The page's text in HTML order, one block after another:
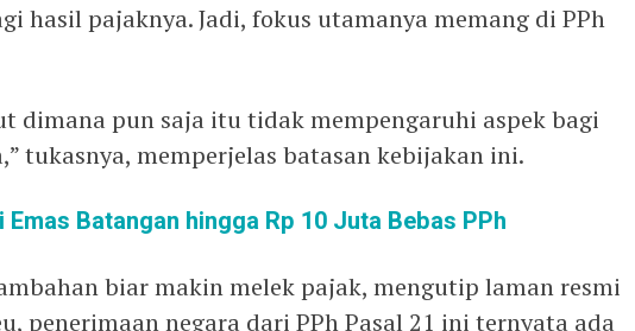
hasil pajaknya. Jadi, fokus utamanya memang di PPh
dimana pun saja itu tidak mempengaruhi aspek bagi
tukasnya, memperjelas batasan kebijakan ini.
Emas Batangan hingga Rp 10 Juta Bebas PPh
biar makin melek pajak, mengutip laman resmi
penerimaan negara dari PPh Pasal 21 ini ternyata ada